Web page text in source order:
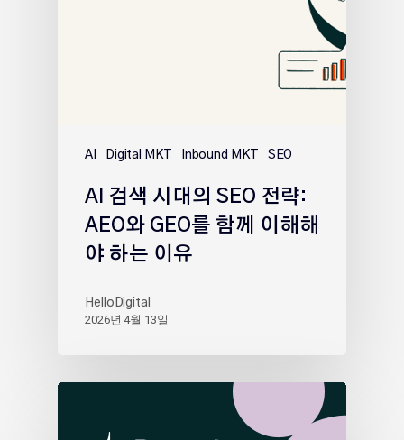
AI Digital MKT Inbound MKT SEO
AI 검색 시대의 SEO 전략:
AEO와 GEO를 함께 이해해
야 하는 이유
HelloDigital
2026년 4월 13일